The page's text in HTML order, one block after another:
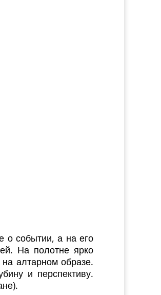
о событии, а на его
На полотне ярко
алтарном образе.
и перспективу.